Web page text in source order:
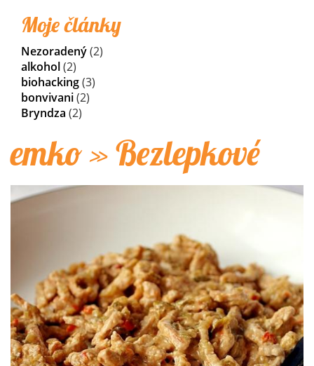
emko » Bezlepkové
Moje články
Nezoradený(2)
alkohol(2)
biohacking(3)
bonvivani(2)
Bryndza (2)